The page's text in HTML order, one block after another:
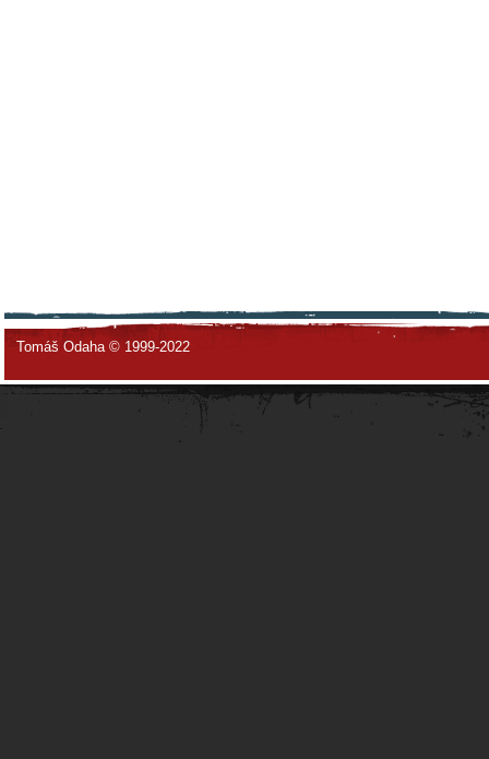
Tomáš Odaha © 1999-2022